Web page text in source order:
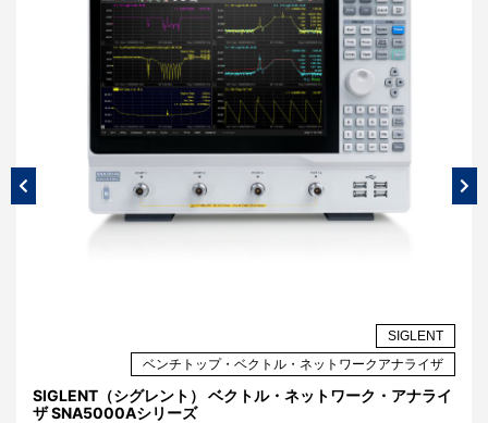
としての減衰効果が低下します。
この減衰効果の低下は、パッケージサイズと静電容
量の選定で改善できます。パッケージサイズは
0402・0603・0805などの外形寸法を指し、大きい
ほどESLが増加して自己共振点が低周波側へ移動し
ます。静電容量は部品の公称値そのもので、大きい
ほど自己共振点が下がります。どちらも小さくする
ほど自己共振点が高周波側へ移動し、減衰効果を確
保しやすくなります。
パスコンとして選んだMLCCの実効静電容量は、動
作電圧下でデータシートの公称値と一致しないこと
があります。これはMLCCのDCバイアス特性による
ものです。
SIGLENT
ベンチトップ・ベクトル・ネットワークアナライザ
SIGLENT（シグレント） ベクトル・ネットワーク・アナライ
ザ SNA5000Aシリーズ